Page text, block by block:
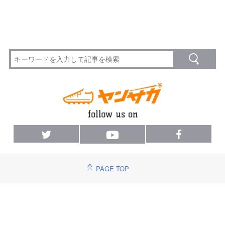
PAGE TOP